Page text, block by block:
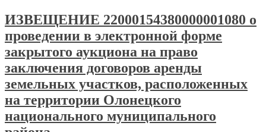
ИЗВЕЩЕНИЕ 22000154380000001080 о
проведении в электронной форме
закрытого аукциона на право
заключения договоров аренды
земельных участков, расположенных
на территории Олонецкого
национального муниципального